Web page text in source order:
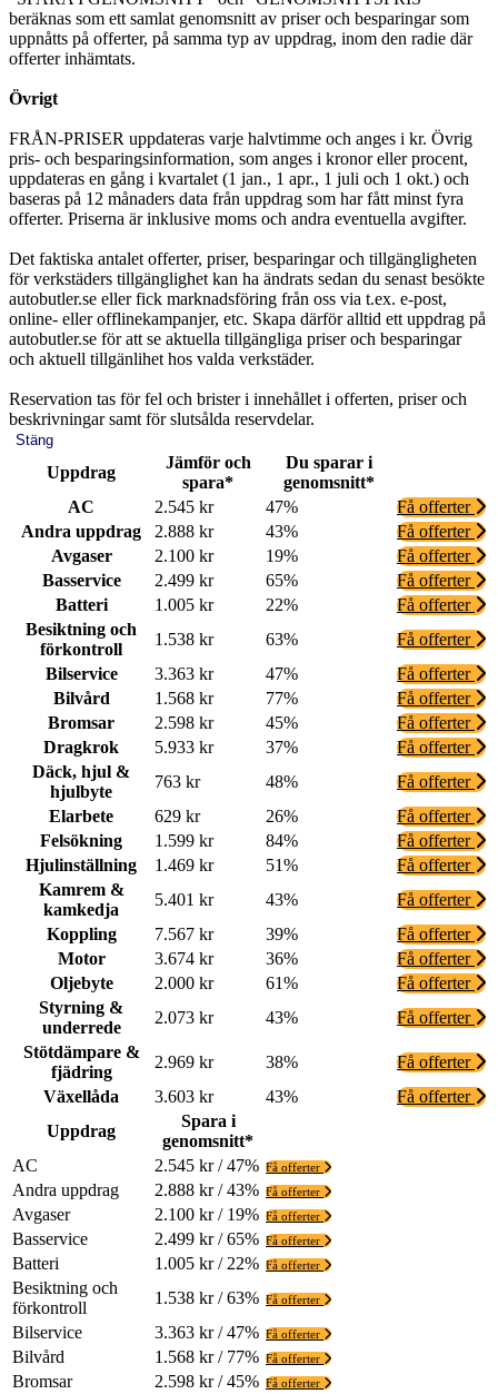
beräknas som ett samlat genomsnitt av priser och besparingar som
uppnåtts på offerter, på samma typ av uppdrag, inom den radie där
offerter inhämtats.
Övrigt
FRÅN-PRISER uppdateras varje halvtimme och anges i kr. Övrig
pris- och besparingsinformation, som anges i kronor eller procent,
uppdateras en gång i kvartalet (1 jan., 1 apr., 1 juli och 1 okt.) och
baseras på 12 månaders data från uppdrag som har fått minst fyra
offerter. Priserna är inklusive moms och andra eventuella avgifter.
Det faktiska antalet offerter, priser, besparingar och tillgängligheten
för verkstäders tillgänglighet kan ha ändrats sedan du senast besökte
autobutler.se eller fick marknadsföring från oss via t.ex. e-post,
online- eller offlinekampanjer, etc. Skapa därför alltid ett uppdrag på
autobutler.se för att se aktuella tillgängliga priser och besparingar
och aktuell tillgänlihet hos valda verkstäder.
Reservation tas för fel och brister i innehållet i offerten, priser och
beskrivningar samt för slutsålda reservdelar.
Stäng
Uppdrag
Jämför och
spara*
Du sparar i
genomsnitt*
AC
2.545 kr 47%
Få offerter
Andra uppdrag
2.888 kr 43%
Få offerter
Avgaser
2.100 kr 19%
Få offerter
Basservice
2.499 kr 65%
Få offerter
Batteri
1.005 kr 22%
Få offerter
Besiktning och
förkontroll
1.538 kr 63%
Få offerter
Bilservice
3.363 kr 47%
Få offerter
Bilvård
1.568 kr 77%
Få offerter
Bromsar
2.598 kr 45%
Få offerter
Dragkrok
5.933 kr 37%
Få offerter
Däck, hjul &
hjulbyte
763 kr 48%
Få offerter
Elarbete
629 kr 26%
Få offerter
Felsökning
1.599 kr 84%
Få offerter
Hjulinställning
1.469 kr 51%
Få offerter
Kamrem &
kamkedja
5.401 kr 43%
Få offerter
Koppling
7.567 kr 39%
Få offerter
Motor
3.674 kr 36%
Få offerter
Oljebyte
2.000 kr 61%
Få offerter
Styrning &
underrede
2.073 kr 43%
Få offerter
Stötdämpare &
fjädring
2.969 kr 38%
Få offerter
Växellåda
3.603 kr 43%
Få offerter
Uppdrag
Spara i
genomsnitt*
AC
2.545 kr / 47% Få offerter
Andra uppdrag 2.888 kr / 43% Få offerter
Avgaser 2.100 kr / 19% Få offerter
Basservice 2.499 kr / 65% Få offerter
Batteri 1.005 kr / 22% Få offerter
Besiktning och
förkontroll
1.538 kr / 63% Få offerter
Bilservice 3.363 kr / 47% Få offerter
Bilvård 1.568 kr / 77% Få offerter
Bromsar 2.598 kr / 45% Få offerter